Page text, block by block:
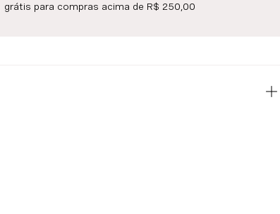
grátis para compras acima de R$ 250,00